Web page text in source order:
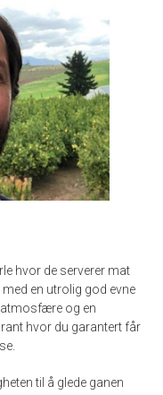
hvor de serverer mat
en utrolig god evne
atmosfære og en
hvor du garantert får
til å glede ganen